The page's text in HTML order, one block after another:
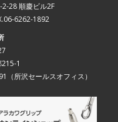
2-28 順慶ビル2F
6262-1892
215-1
（所沢セールスオフィス）